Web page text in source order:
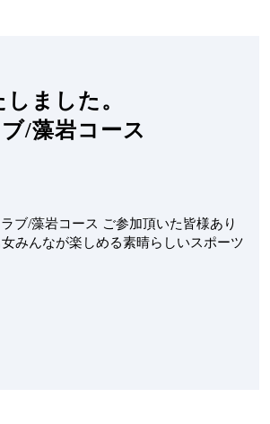
ました。
/藻岩コース
ブ/藻岩コース ご参加頂いた皆様あり
みんなが楽しめる素晴らしいスポーツ